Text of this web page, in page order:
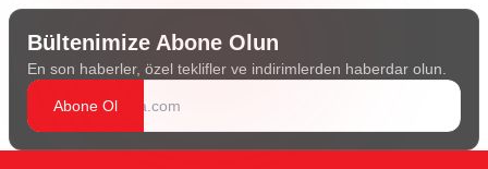
Bültenimize Abone Olun
En son haberler, özel teklifler ve indirimlerden haberdar olun.
Abone Ol